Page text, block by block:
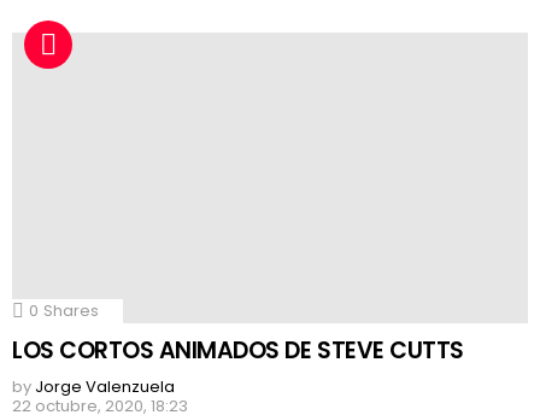
0 Shares
LOS CORTOS ANIMADOS DE STEVE CUTTS
by Jorge Valenzuela
22 octubre, 2020, 18:23